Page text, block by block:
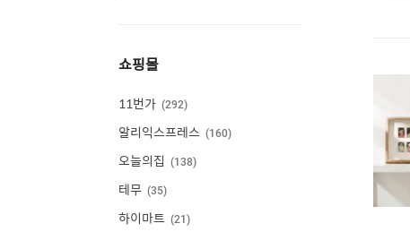
쇼핑몰
11번가 292
알리익스프레스 160
오늘의집 138
테무 35
하이마트 21